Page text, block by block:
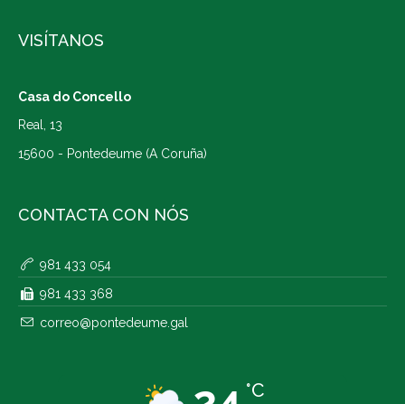
VISÍTANOS
Casa do Concello
Real, 13
15600 - Pontedeume (A Coruña)
CONTACTA CON NÓS
981 433 054
981 433 368
correo@pontedeume.gal
°C